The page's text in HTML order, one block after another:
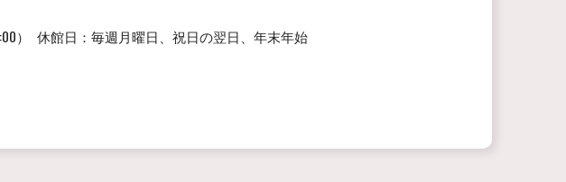
） 休館日：毎週月曜日、祝日の翌日、年末年始